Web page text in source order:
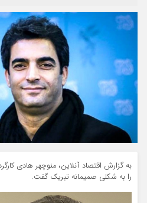
به گزارش اقتصاد آنلاین، منوچهر هادی
را به شکلی صمیمانه تبریک گفت.